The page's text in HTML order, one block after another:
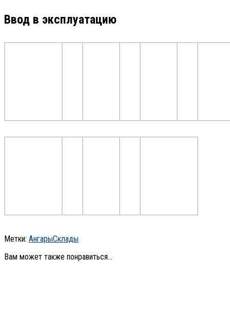
Ввод в эксплуатацию
Метки: АнгарыСклады
Вам может также понравиться...